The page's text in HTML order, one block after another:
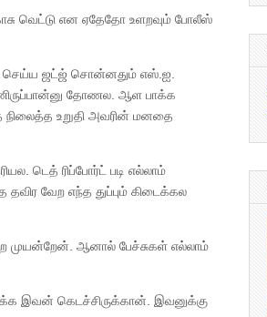
வெட்டு என ஏதேதோ உளறவும் போலீஸ்
செய்ய ஜட்ஜ் சொன்னதும் எஸ்.ஐ.
தோணல. ஆள பாக்க
உறுதி அவரின் மனதை
டெத் ரிப்போர்ட் படி எல்லாம்
வேற எந்த துப்பும் கிடைக்கல
முயன்றேன். ஆனால் பேச்சுகள் எல்லாம்
இவன் கெடச்சிருக்கான். இவனுக்கு